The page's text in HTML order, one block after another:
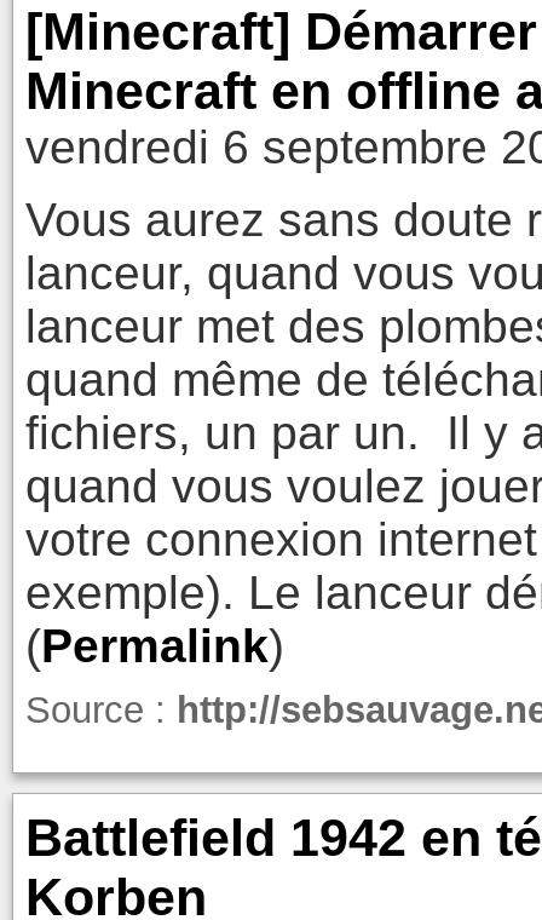
[Minecraft]
Minecraft en offline
vendredi 6 septembre
Vous aurez sans doute
lanceur, quand vous
lanceur met des
quand même de
fichiers, un par un. Il y
quand vous voulez
votre connexion
exemple). Le lanceur
(Permalink)
Source : http://
Battlefield 1942 en
Korben